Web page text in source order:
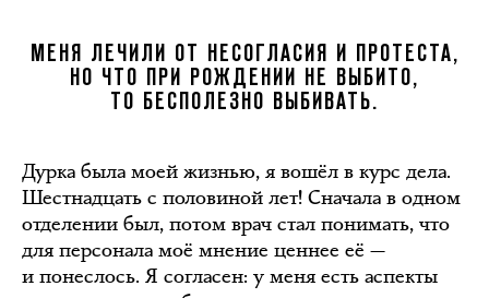
МЕНЯ ЛЕЧИЛИ ОТ НЕСОГЛАСИЯ И ПРОТЕСТА,
НО ЧТО ПРИ РОЖДЕНИИ НЕ ВЫБИТО,
ТО БЕСПОЛЕЗНО ВЫБИВАТЬ.
Дурка была моей жизнью, я вошёл в курс дела.
Шестнадцать с половиной лет! Сначала в одном
отделении был, потом врач стал понимать, что
для персонала моё мнение ценнее её —
и понеслось. Я согласен: у меня есть аспекты